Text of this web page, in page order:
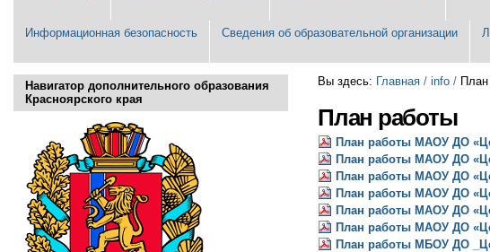
Информационная безопасность Сведения об образовательной организации
Вы здесь: Главная /info /
План работы
План работы МАОУ ДО
План работы МАОУ ДО
План работы МАОУ ДО
План работы МАОУ ДО
План работы МАОУ ДО
План работы МАОУ ДО
План работы МБОУ ДО
Навигатор дополнительного образования
Красноярского края